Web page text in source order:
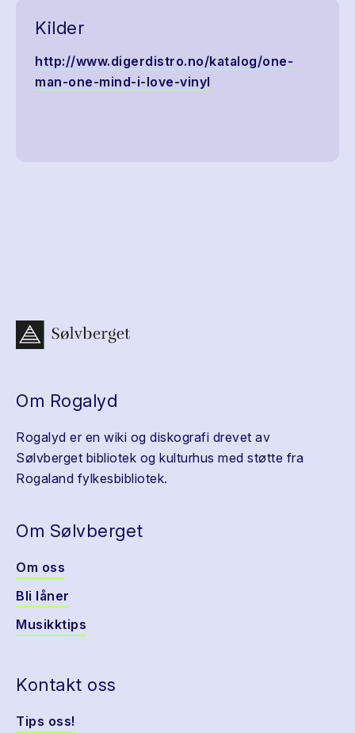
Kilder
http://www.digerdistro.no/katalog/one-
man-one-mind-i-love-vinyl
Om Rogalyd
Rogalyd er en wiki og diskografi drevet av
Sølvberget bibliotek og kulturhus med støtte fra
Rogaland fylkesbibliotek.
Om Sølvberget
Om oss
Bli låner
Musikktips
Kontakt oss
Tips oss!